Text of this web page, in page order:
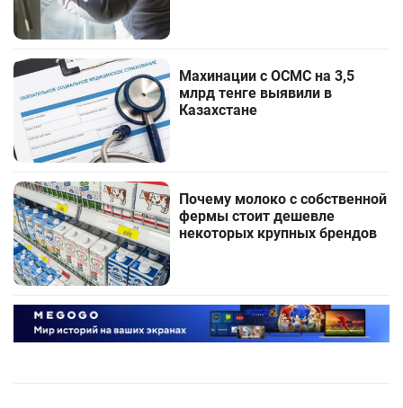
Махинации с ОСМС на 3,5
млрд тенге выявили в
Казахстане
Почему молоко с собственной
фермы стоит дешевле
некоторых крупных брендов